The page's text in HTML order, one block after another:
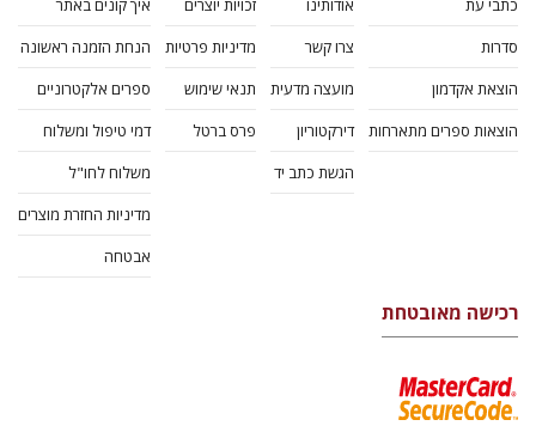
כתבי עת
סדרות
הוצאת אקדמון
הוצאות ספרים מתארחות
אודותינו
צרו קשר
מועצה מדעית
דירקטוריון
הגשת כתב יד
זכויות יוצרים
מדיניות פרטיות
תנאי שימוש
פרס ברטל
איך קונים באתר
הנחת הזמנה ראשונה
ספרים אלקטרוניים
דמי טיפול ומשלוח
משלוח לחו"ל
מדיניות החזרת מוצרים
אבטחה
רכישה מאובטחת